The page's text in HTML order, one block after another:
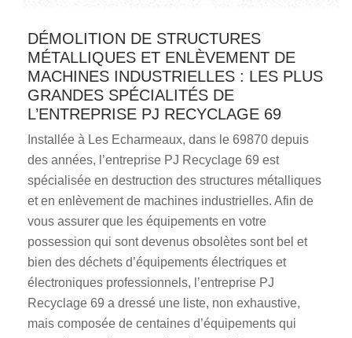
DÉMOLITION DE STRUCTURES
MÉTALLIQUES ET ENLÈVEMENT DE
MACHINES INDUSTRIELLES : LES PLUS
GRANDES SPÉCIALITÉS DE
L’ENTREPRISE PJ RECYCLAGE 69
Installée à Les Echarmeaux, dans le 69870 depuis
des années, l’entreprise PJ Recyclage 69 est
spécialisée en destruction des structures métalliques
et en enlèvement de machines industrielles. Afin de
vous assurer que les équipements en votre
possession qui sont devenus obsolètes sont bel et
bien des déchets d’équipements électriques et
électroniques professionnels, l’entreprise PJ
Recyclage 69 a dressé une liste, non exhaustive,
mais composée de centaines d’équipements qui